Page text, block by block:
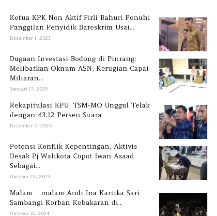
Ketua KPK Non Aktif Firli Bahuri Penuhi
Panggilan Penyidik Bareskrim Usai...
Desember 1, 2023
Dugaan Investasi Bodong di Pinrang:
Melibatkan Oknum ASN, Kerugian Capai
Miliaran...
Januari 17, 2025
Rekapitulasi KPU, TSM-MO Unggul Telak
dengan 43,12 Persen Suara
Desember 2, 2024
Potensi Konflik Kepentingan, Aktivis
Desak Pj Walikota Copot Iwan Asaad
Sebagai...
Oktober 22, 2024
Malam – malam Andi Ina Kartika Sari
Sambangi Korban Kebakaran di...
Oktober 12, 2024